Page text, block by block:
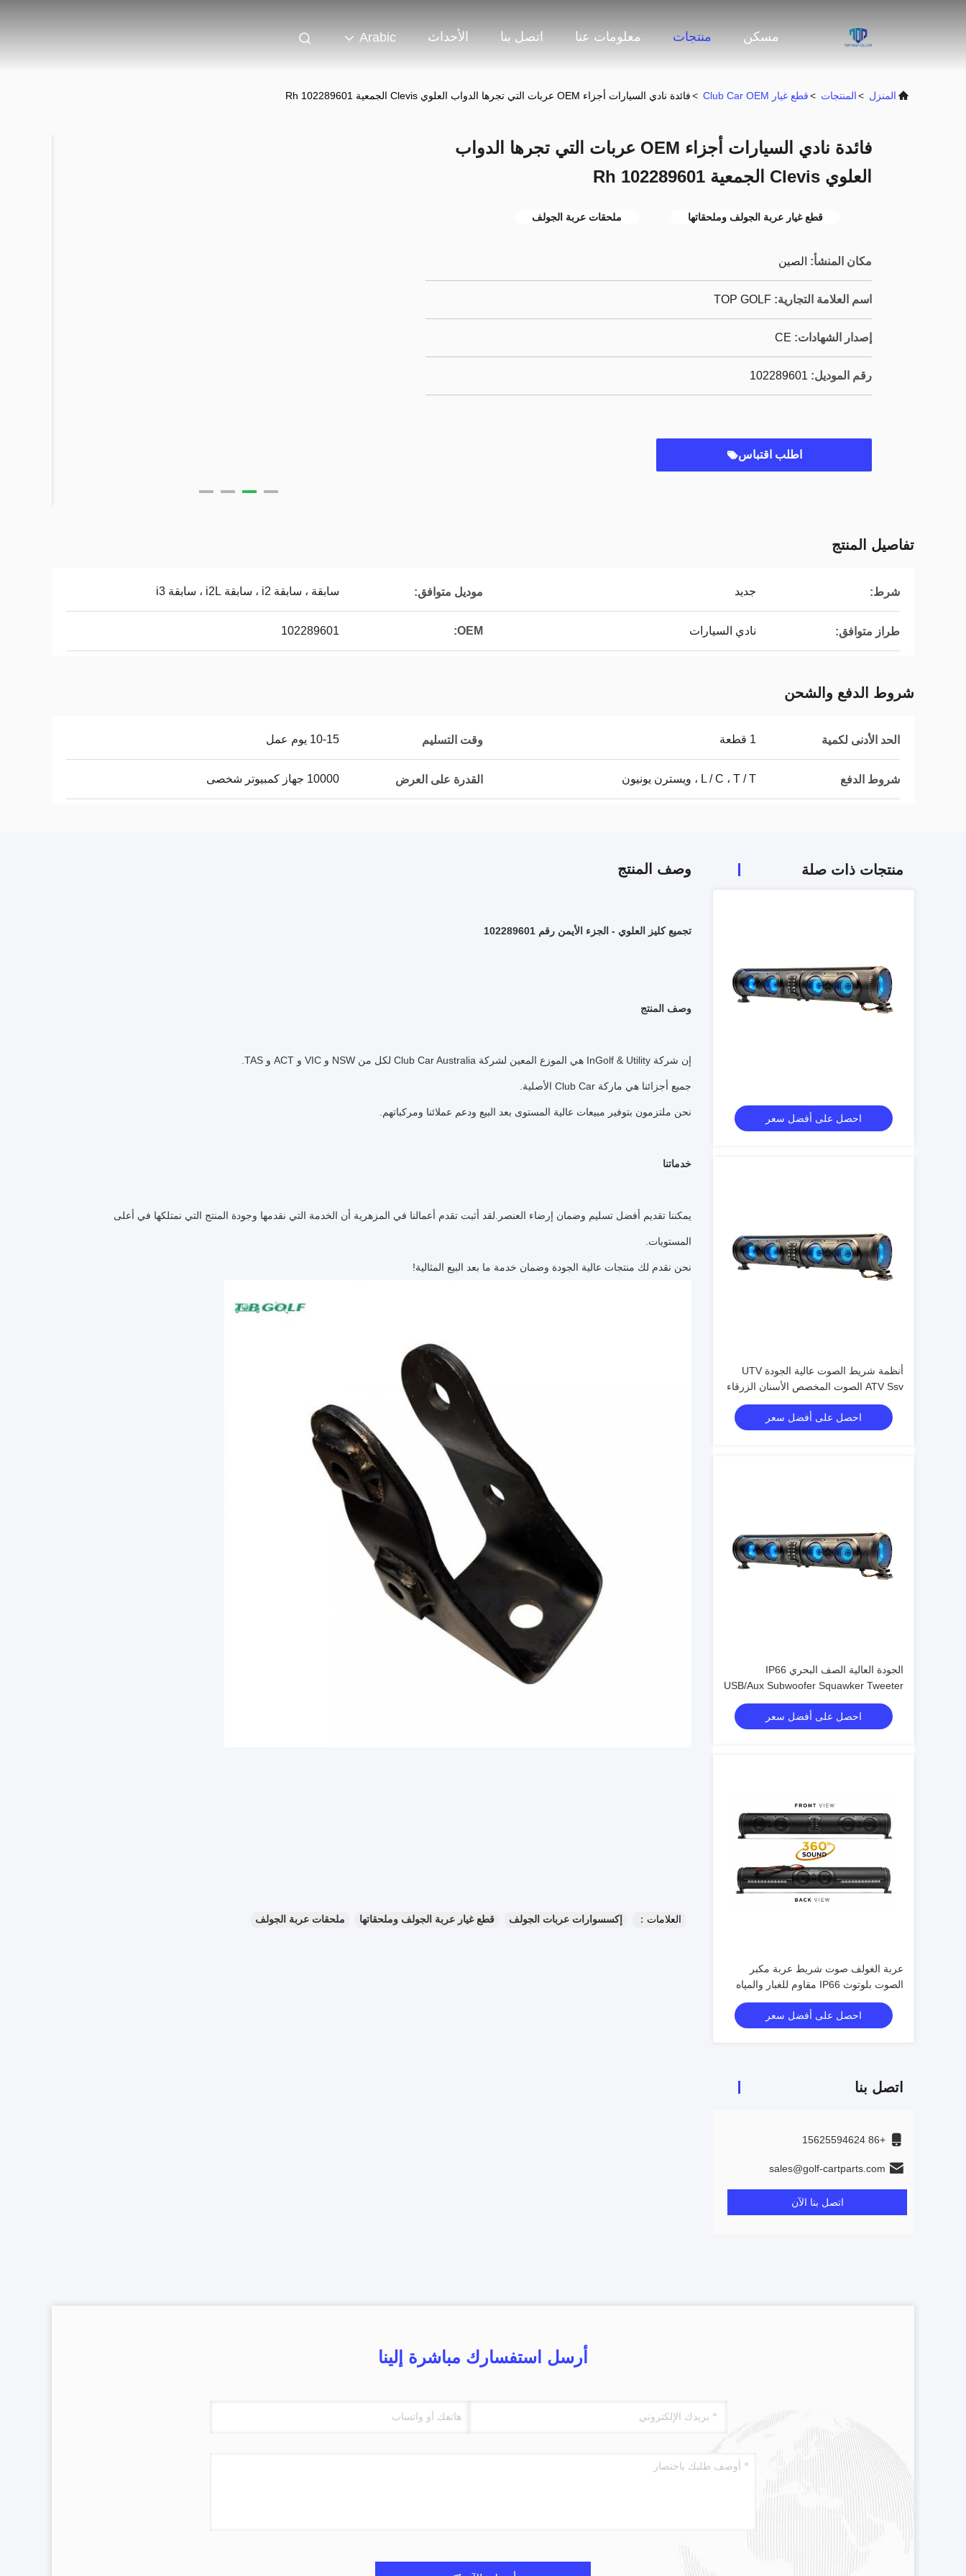
مسكن منتجات معلومات عنا اتصل بنا الأحداث Arabic
المنزل >المنتجات >قطع غيار Club Car OEM >فائدة نادي السيارات أجزاء OEM عربات التي تجرها الدواب العلوي Clevis الجمعية Rh 102289601
فائدة نادي السيارات أجزاء OEM عربات التي تجرها الدواب
العلوي Clevis الجمعية Rh 102289601
قطع غيار عربة الجولف وملحقاتها ملحقات عربة الجولف
مكان المنشأ: الصين
اسم العلامة التجارية: TOP GOLF
إصدار الشهادات: CE
رقم الموديل: 102289601
اطلب اقتباس
تفاصيل المنتج
شرط: جديد موديل متوافق: سابقة ، سابقة i2 ، سابقة i2L ​​، سابقة i3
طراز متوافق: نادي السيارات OEM:
102289601
شروط الدفع والشحن
الحد الأدنى لكمية 1 قطعة وقت التسليم 10-15 يوم عمل
شروط الدفع L / C ، T / T ، ويسترن يونيون القدرة على العرض 10000 جهاز كمبيوتر شخصى
منتجات ذات صلة
احصل على أفضل سعر
أنظمة شريط الصوت عالية الجودة UTV
ATV Ssv الصوت المخصص الأسنان الزرقاء
4 مكبرات الصوت التحكم عن بعد IP66
عازل المياه USBاحصل على أفضل سعر
الجودة العالية الصف البحري IP66
USB/Aux Subwoofer Squawker Tweeter
Speaker عربة الغولف الكهربائية شريط
الصوت بلوتوثاحصل على أفضل سعر
عربة الغولف صوت شريط عربة مكبر
الصوت بلوتوث IP66 مقاوم للغبار والمياه
الصوت المجال الصوتية رائعة الصوت
احصل على أفضل سعر
اتصل بنا
+86 15625594624
sales@golf-cartparts.com
اتصل بنا الآن
وصف المنتج
تجميع كليز العلوي - الجزء الأيمن رقم 102289601
وصف المنتج
إن شركة InGolf & Utility هي الموزع المعين لشركة Club Car Australia لكل من NSW و VIC و ACT و TAS.
جميع أجزائنا هي ماركة Club Car الأصلية.
نحن ملتزمون بتوفير مبيعات عالية المستوى بعد البيع ودعم عملائنا ومركباتهم.
خدماتنا
يمكننا تقديم أفضل تسليم وضمان إرضاء العنصر.لقد أثبت تقدم أعمالنا في المزهرية أن الخدمة التي نقدمها وجودة المنتج التي نمتلكها في أعلى
المستويات.
نحن نقدم لك منتجات عالية الجودة وضمان خدمة ما بعد البيع المثالية!
العلامات： إكسسوارات عربات الجولف قطع غيار عربة الجولف وملحقاتها ملحقات عربة الجولف
أرسل استفسارك مباشرة إلينا